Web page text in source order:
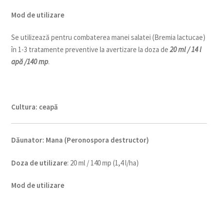
Mod de utilizare
Se utilizează pentru combaterea manei salatei (Bremia lactucae)
în 1-3 tratamente preventive la avertizare la doza de 20 ml /14 l
apă /140 mp.
Cultura: ceapă
Dăunator: Mana (Peronospora destructor)
Doza de utilizare: 20 ml / 140 mp (1,4 l/ha)
Mod de utilizare